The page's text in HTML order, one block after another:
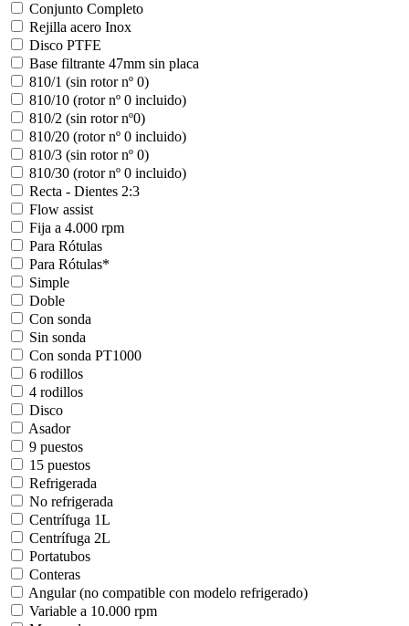
Conjunto Completo
Rejilla acero Inox
Disco PTFE
Base filtrante 47mm sin placa
810/1 (sin rotor nº 0)
810/10 (rotor nº 0 incluido)
810/2 (sin rotor nº0)
810/20 (rotor nº 0 incluido)
810/3 (sin rotor nº 0)
810/30 (rotor nº 0 incluido)
Recta - Dientes 2:3
Flow assist
Fija a 4.000 rpm
Para Rótulas
Para Rótulas*
Simple
Doble
Con sonda
Sin sonda
Con sonda PT1000
6 rodillos
4 rodillos
Disco
Asador
9 puestos
15 puestos
Refrigerada
No refrigerada
Centrífuga 1L
Centrífuga 2L
Portatubos
Conteras
Angular (no compatible con modelo refrigerado)
Variable a 10.000 rpm